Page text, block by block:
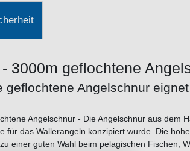
3000m geflochtene
geflochtene Angelschnur
Angelschnur - Die Angelschnur aus dem
für das Wallerangeln konzipiert wurde. Die
einer guten Wahl beim pelagischen Fischen,